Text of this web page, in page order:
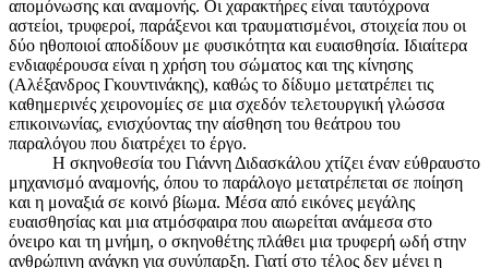
απομόνωσης και αναμονής. Οι χαρακτήρες είναι ταυτόχρονα
αστείοι, τρυφεροί, παράξενοι και τραυματισμένοι, στοιχεία που οι
δύο ηθοποιοί αποδίδουν με φυσικότητα και ευαισθησία. Ιδιαίτερα
ενδιαφέρουσα είναι η χρήση του σώματος και της κίνησης
(Αλέξανδρος Γκουντινάκης), καθώς το δίδυμο μετατρέπει τις
καθημερινές χειρονομίες σε μια σχεδόν τελετουργική γλώσσα
επικοινωνίας, ενισχύοντας την αίσθηση του θεάτρου του
παραλόγου που διατρέχει το έργο.
Η σκηνοθεσία του Γιάννη Διδασκάλου χτίζει έναν εύθραυστο
μηχανισμό αναμονής, όπου το παράλογο μετατρέπεται σε ποίηση
και η μοναξιά σε κοινό βίωμα. Μέσα από εικόνες μεγάλης
ευαισθησίας και μια ατμόσφαιρα που αιωρείται ανάμεσα στο
όνειρο και τη μνήμη, ο σκηνοθέτης πλάθει μια τρυφερή ωδή στην
ανθρώπινη ανάγκη για συνύπαρξη. Γιατί στο τέλος δεν μένει η